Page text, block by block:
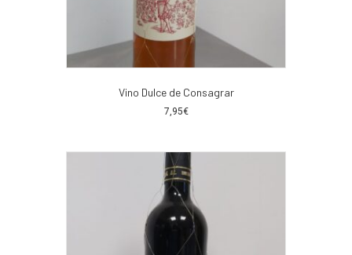
Vino Dulce de Consagrar
7,95€